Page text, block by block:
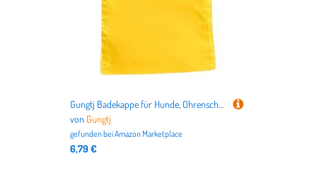
Gungtj Badekappe für Hunde, Ohrenschutz, Badekappe – verstellbarer Kopfschutz für Katzen, Welpen, Kätzchen, alle Rassen, Fellpflege
von Gungtj
gefunden beiAmazon Marketplace
6,79 €